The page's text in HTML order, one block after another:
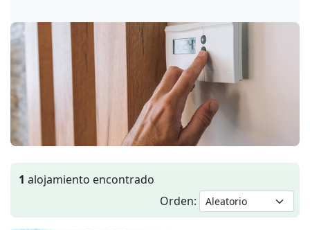
1 alojamiento encontrado
Orden: